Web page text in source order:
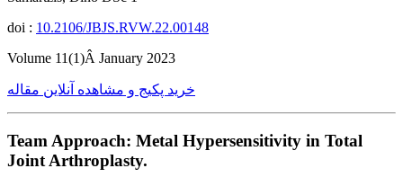
doi : 10.2106/JBJS.RVW.22.00148
Volume 11(1)Â January 2023
خرید پکیج و مشاهده آنلاین مقاله
Team Approach: Metal Hypersensitivity in Total
Joint Arthroplasty.